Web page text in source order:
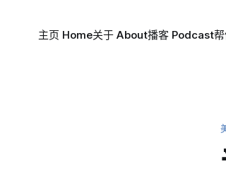
主页 Home关于 About播客 Podcast